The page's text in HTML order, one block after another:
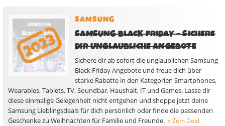
SAMSUNG
SAMSUNG BLACK FRIDAY – SICHERE
DIR UNGLAUBLICHE ANGEBOTE
Sichere dir ab sofort die unglaublichen Samsung
Black Friday Angebote und freue dich über
starke Rabatte in den Kategorien Smartphones,
Wearables, Tablets, TV, Soundbar, Haushalt, IT und Games. Lasse dir
diese einmalige Gelegenheit nicht entgehen und shoppe jetzt deine
Samsung Lieblingsdeals für dich persönlich oder finde die passenden
Geschenke zu Weihnachten für Familie und Freunde. » Zum Deal